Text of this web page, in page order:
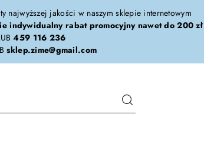
najwyższej jakości w naszym sklepie internetowym
indywidualny rabat promocyjny nawet do 200 zł
459 116 236
sklep.zime@gmail.com